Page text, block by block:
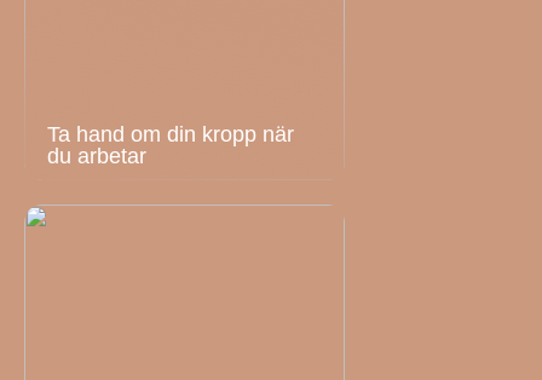
Ta hand om din kropp när
du arbetar